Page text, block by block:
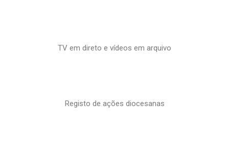
TV em direto e vídeos em arquivo
Registo de ações diocesanas